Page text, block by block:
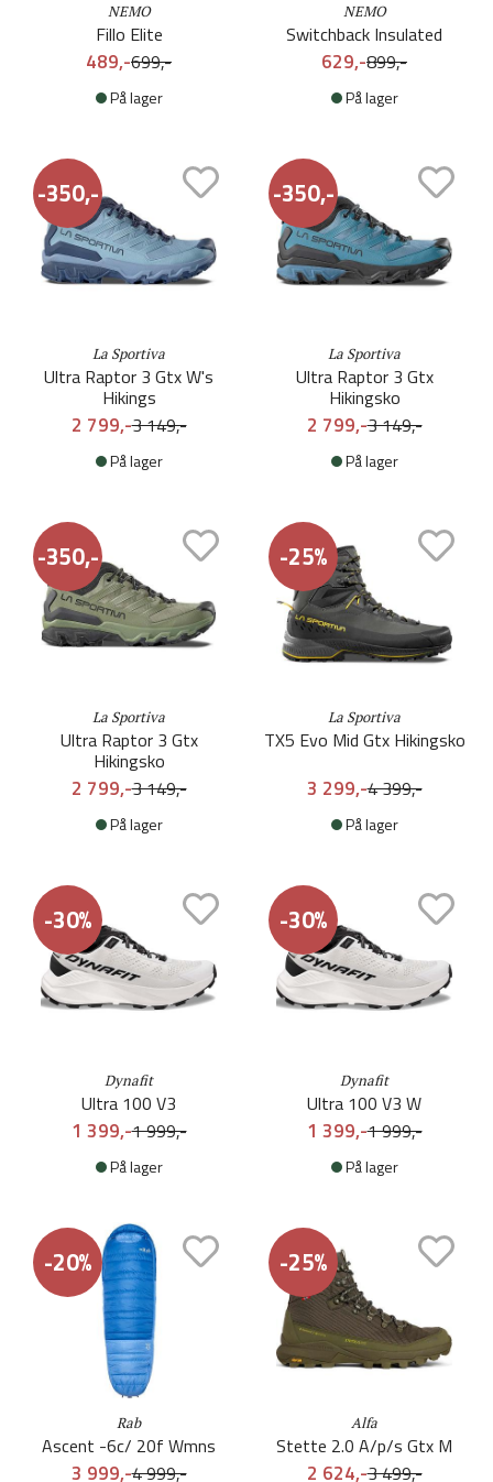
NEMO
Fillo Elite
699,-
489,-
På lager
NEMO
Switchback Insulated
899,-
629,-
På lager
-350,-
La Sportiva
Ultra Raptor 3 Gtx W's
Hikings
3 149,-
2 799,-
På lager
-350,-
La Sportiva
Ultra Raptor 3 Gtx
Hikingsko
3 149,-
2 799,-
På lager
-350,-
La Sportiva
Ultra Raptor 3 Gtx
Hikingsko
3 149,-
2 799,-
På lager
-25%
La Sportiva
TX5 Evo Mid Gtx Hikingsko
4 399,-
3 299,-
På lager
-30%
Dynafit
Ultra 100 V3
1 999,-
1 399,-
På lager
-30%
Dynafit
Ultra 100 V3 W
1 999,-
1 399,-
På lager
-20%
Rab
Ascent -6c/ 20f Wmns
4 999,-
3 999,-
-25%
Alfa
Stette 2.0 A/p/s Gtx M
3 499,-
2 624,-